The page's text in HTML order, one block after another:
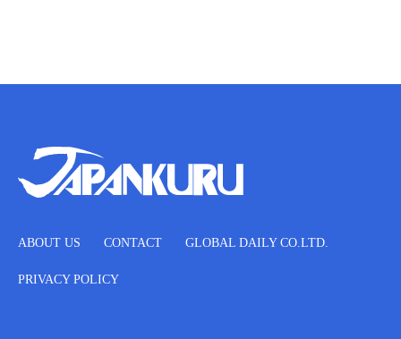
ABOUT US CONTACT GLOBAL DAILY CO.LTD.
PRIVACY POLICY